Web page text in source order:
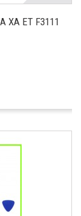
XA ET F3111